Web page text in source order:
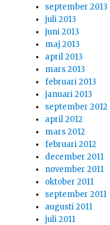
september 2013
juli 2013
juni 2013
maj 2013
april 2013
mars 2013
februari 2013
januari 2013
september 2012
april 2012
mars 2012
februari 2012
december 2011
november 2011
oktober 2011
september 2011
augusti 2011
juli 2011